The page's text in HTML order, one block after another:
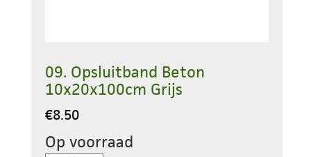
09. Opsluitband Beton
10x20x100cm Grijs
€8.50
Op voorraad